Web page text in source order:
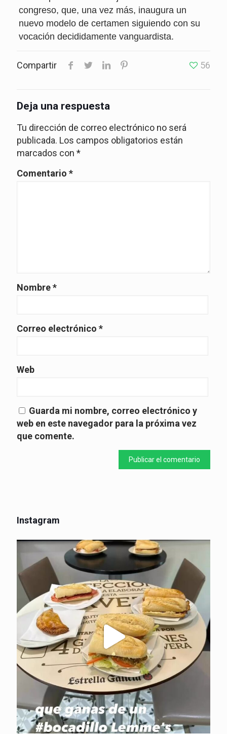
congreso, que, una vez más, inaugura un
nuevo modelo de certamen siguiendo con su
vocación decididamente vanguardista.
Compartir 56
Deja una respuesta
Tu dirección de correo electrónico no será
publicada. Los campos obligatorios están
marcados con *
Comentario *
Nombre*
Correo electrónico *
Web
Guarda mi nombre, correo electrónico y
web en este navegador para la próxima vez
que comente.
Instagram